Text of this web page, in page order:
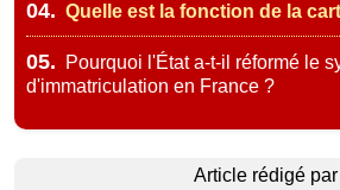
04. Quelle est la fonction de la
05.
Pourquoi l'État a-t-il réformé le
d'immatriculation en France ?
Article rédigé par